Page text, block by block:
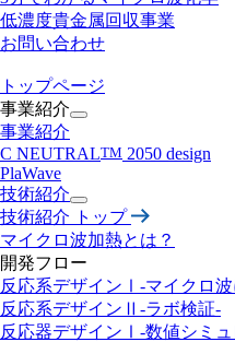
低濃度貴金属回収事業​
お問い合わせ
トップページ
事業紹介
事業紹介
C NEUTRALTM 2050 design
PlaWave
技術紹介
技術紹介 トップ
マイクロ波加熱とは？
開発フロー
反応系デザインⅠ-マイクロ
反応系デザインⅡ -ラボ検証-
反応器デザインⅠ -数値シミ